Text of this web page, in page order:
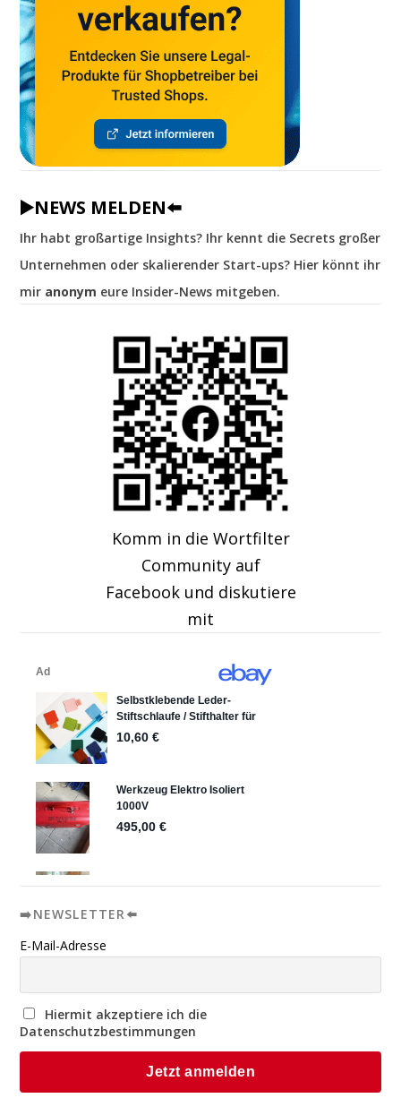
▶️NEWS MELDEN⬅️
Ihr habt großartige Insights? Ihr kennt die Secrets großer
Unternehmen oder skalierender Start-ups? Hier könnt ihr
mir anonym eure Insider-News mitgeben.
Komm in die Wortfilter
Community auf
Facebook und diskutiere
mit
➡️NEWSLETTER⬅️
E-Mail-Adresse
Hiermit akzeptiere ich die
Datenschutzbestimmungen